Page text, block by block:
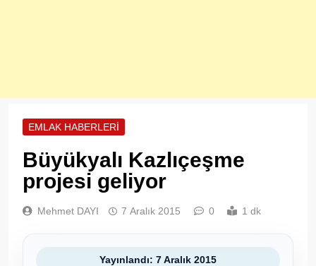
EMLAK HABERLERI
Büyükyalı Kazlıçeşme
projesi geliyor
Mehmet DAYI 7 Aralık 2015 0 1 dk
Yayınlandı: 7 Aralık 2015